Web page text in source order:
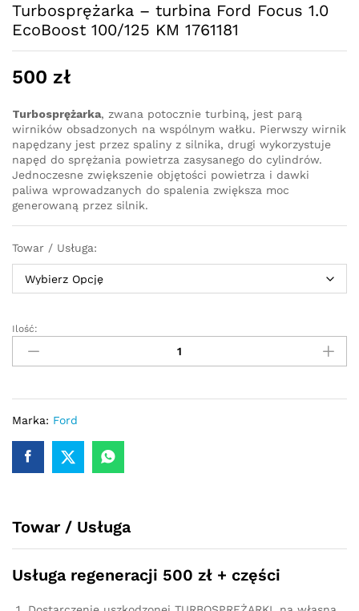
Turbosprężarka – turbina Ford Focus 1.0
EcoBoost 100/125 KM 1761181
500 zł
Turbosprężarka, zwana potocznie turbiną, jest parą
wirników obsadzonych na wspólnym wałku. Pierwszy wirnik
napędzany jest przez spaliny z silnika, drugi wykorzystuje
napęd do sprężania powietrza zasysanego do cylindrów.
Jednoczesne zwiększenie objętości powietrza i dawki
paliwa wprowadzanych do spalenia zwiększa moc
generowaną przez silnik.
Towar / Usługa:
Turbosprężarka
turbina
Focus
1.0
100/125
KM
Ilość:
Marka: Ford
Towar / Usługa
Usługa regeneracji 500 zł + części